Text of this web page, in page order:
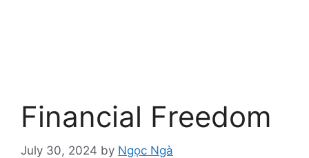
Financial Freedom
July 30, 2024 by Ngọc Ngà